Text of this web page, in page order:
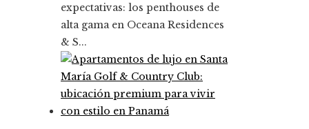
expectativas: los penthouses de
alta gama en Oceana Residences
& S...